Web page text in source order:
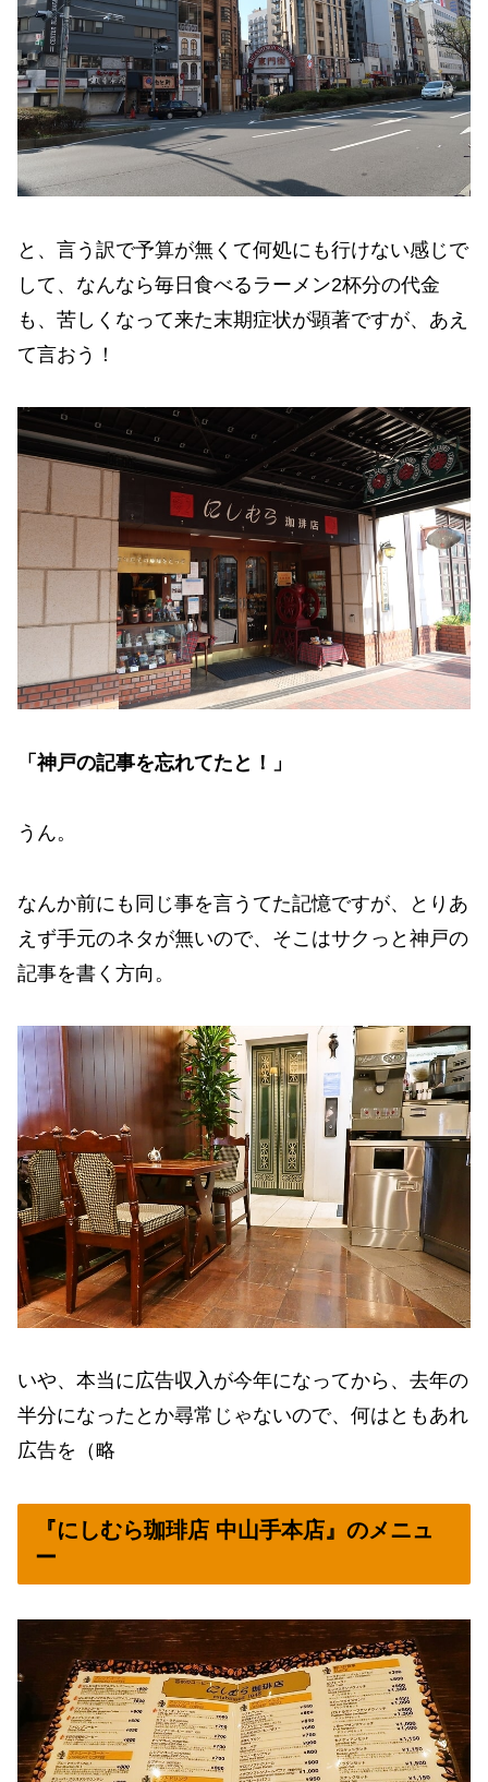
と、言う訳で予算が無くて何処にも行けない感じで
して、なんなら毎日食べるラーメン2杯分の代金
も、苦しくなって来た末期症状が顕著ですが、あえ
て言おう！
「神戸の記事を忘れてたと！」
うん。
なんか前にも同じ事を言うてた記憶ですが、とりあ
えず手元のネタが無いので、そこはサクっと神戸の
記事を書く方向。
いや、本当に広告収入が今年になってから、去年の
半分になったとか尋常じゃないので、何はともあれ
広告を（略
『にしむら珈琲店 中山手本店』のメニュ
ー